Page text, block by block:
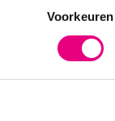
Voorkeuren